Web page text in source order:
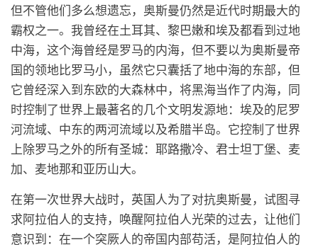
但不管他们多么想遗忘，奥斯曼仍然是近代时期最大的
霸权之一。我曾经在土耳其、黎巴嫩和埃及都看到过地
中海，这个海曾经是罗马的内海，但不要以为奥斯曼帝
国的领地比罗马小，虽然它只囊括了地中海的东部，但
它曾经深入到东欧的大森林中，将黑海当作了内海，同
时控制了世界上最著名的几个文明发源地：埃及的尼罗
河流域、中东的两河流域以及希腊半岛。它控制了世界
上除罗马之外的所有圣城：耶路撒冷、君士坦丁堡、麦
加、麦地那和亚历山大。
在第一次世界大战时，英国人为了对抗奥斯曼，试图寻
求阿拉伯人的支持，唤醒阿拉伯人光荣的过去，让他们
意识到：在一个突厥人的帝国内部苟活，是阿拉伯人的